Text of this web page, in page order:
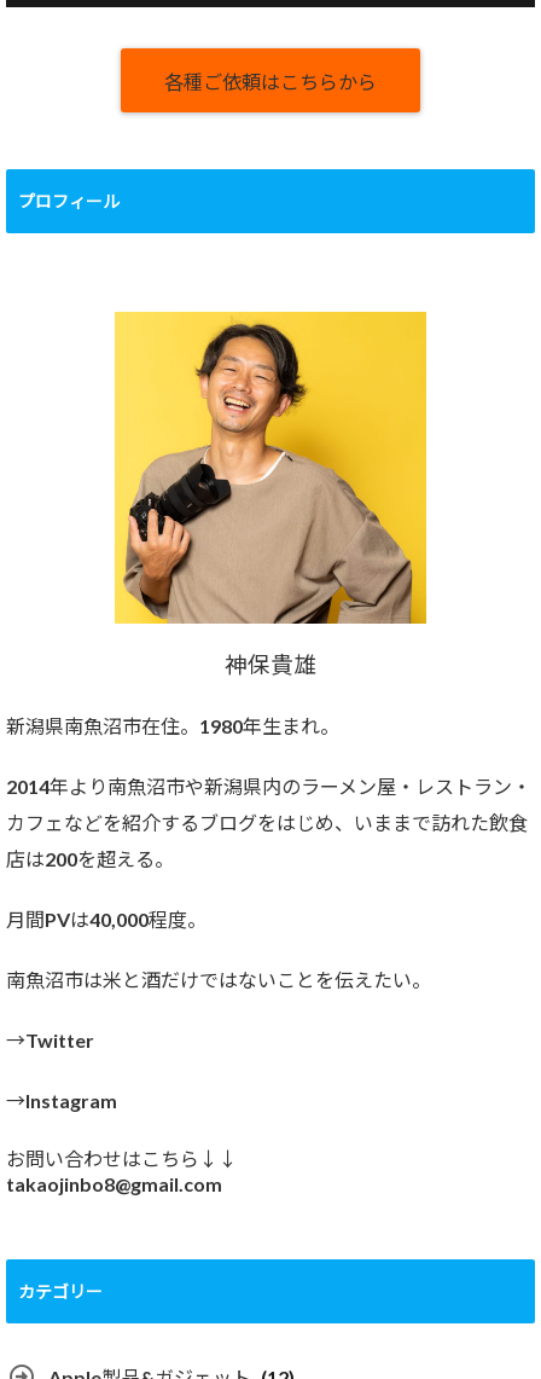
各種ご依頼はこちらから
プロフィール
神保貴雄
新潟県南魚沼市在住。1980年生まれ。
2014年より南魚沼市や新潟県内のラーメン屋・レストラン・
カフェなどを紹介するブログをはじめ、いままで訪れた飲食
店は200を超える。
月間PVは40,000程度。
南魚沼市は米と酒だけではないことを伝えたい。
→Twitter
→Instagram
お問い合わせはこちら↓↓
takaojinbo8@gmail.com
カテゴリー